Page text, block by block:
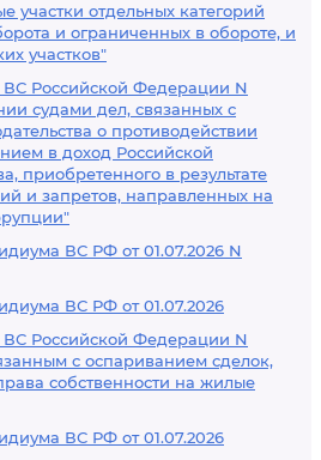
участки отдельных категорий
и ограниченных в обороте, и
участков"
ВС Российской Федерации N
судами дел, связанных с
о противодействии
в доход Российской
приобретенного в результате
и запретов, направленных на
ВС РФ от 01.07.2026 N
ВС РФ от 01.07.2026
ВС Российской Федерации N
с оспариванием сделок,
собственности на жилые
ВС РФ от 01.07.2026